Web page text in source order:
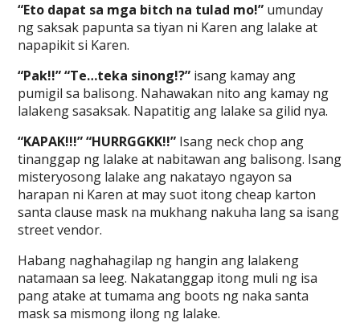
“Eto dapat sa mga bitch na tulad mo!” umunday
ng saksak papunta sa tiyan ni Karen ang lalake at
napapikit si Karen.
“Pak!!” “Te…teka sinong!?” isang kamay ang
pumigil sa balisong. Nahawakan nito ang kamay ng
lalakeng sasaksak. Napatitig ang lalake sa gilid nya.
“KAPAK!!!” “HURRGGKK!!” Isang neck chop ang
tinanggap ng lalake at nabitawan ang balisong. Isang
misteryosong lalake ang nakatayo ngayon sa
harapan ni Karen at may suot itong cheap karton
santa clause mask na mukhang nakuha lang sa isang
street vendor.
Habang naghahagilap ng hangin ang lalakeng
natamaan sa leeg. Nakatanggap itong muli ng isa
pang atake at tumama ang boots ng naka santa
mask sa mismong ilong ng lalake.